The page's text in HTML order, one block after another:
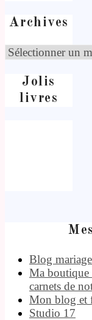
Archives
Jolis
livres
Blog
Ma boutique
carnets de
Mon blog et
Studio 17